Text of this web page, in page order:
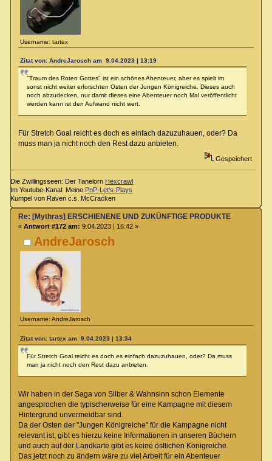
Username: tartex
Zitat von: AndreJarosch am 9.04.2023 | 13:19
"Traum des Roten Gottes" ist ein schönes Abenteuer, aber es spielt im
sonst nicht weiter erforschten Osten der Jungen Königreiche. Dieses auch
noch abzudecken, nur damit dieses eine Abenteuer noch Mal veröffentlicht
werden kann ist den Aufwand nicht wert.
Für Stretch Goal reicht es doch es einfach dazuzuhauen, oder? Da
muss man ja nicht noch den Rest dazu anbieten.
Gespeichert
Die Zwillingsseen: Der Tanelorn Hexcrawl
Im Youtube-Kanal: Meine PnP-Let's-Plays
Kumpel von Raven c.s. McCracken
AndreJarosch
Username: AndreJarosch
Re: [Mythras] ERSCHIENENE UND ZUKÜNFTIGE PRODUKTE
« Antwort #172 am: 9.04.2023 | 16:42 »
Zitat von: tartex am 9.04.2023 | 13:34
Für Stretch Goal reicht es doch es einfach dazuzuhauen, oder? Da muss
man ja nicht noch den Rest dazu anbieten.
Wir haben in der Saga von Silber & Wahnsinn schon Elemente
angesprochen die typischerweise für eine Kampagne mit diesem
Hintergrund unvermeidbar sind.
Da der Osten der "Jungen Königreiche" für die Kampagne nicht
relevant ist, gibt es hierzu keine Informationen in unseren Büchern
und auch auf der Landkarte gibt es keine östlichen Königreiche.
Das jetzt noch zu ändern wäre zu viel Arbeit für ein Abenteuer